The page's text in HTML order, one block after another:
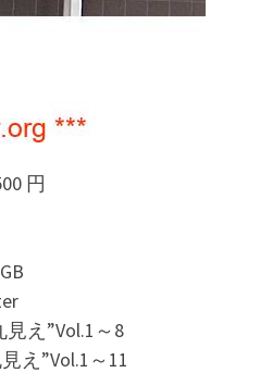
円
え”Vol.1～8
え”Vol.1～11